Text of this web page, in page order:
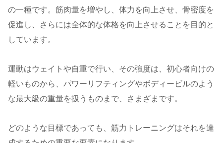
の一種です。筋肉量を増やし、体力を向上させ、骨密度を
促進し、さらには全体的な体格を向上させることを目的と
しています。
運動はウェイトや自重で行い、その強度は、初心者向けの
軽いものから、パワーリフティングやボディービルのよう
な最大級の重量を扱うものまで、さまざまです。
どのような目標であっても、筋力トレーニングはそれを達